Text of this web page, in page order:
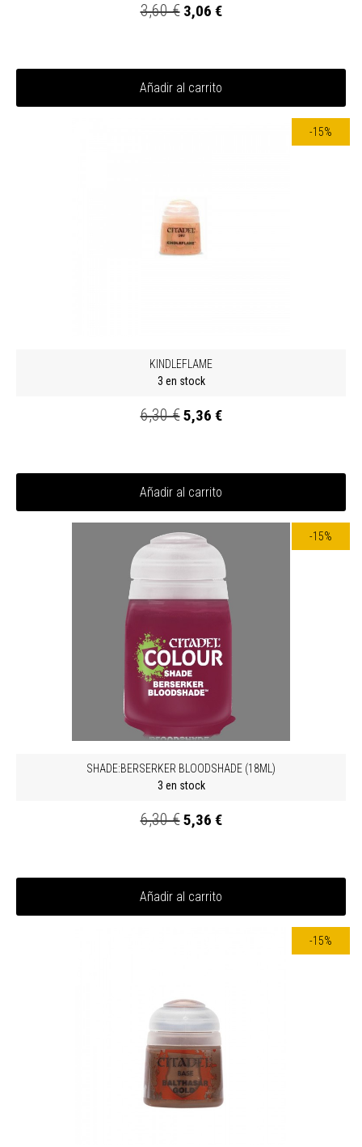
3,60 € 3,06 €
Añadir al carrito
-15%
KINDLEFLAME
3 en stock
6,30 €5,36 €
Añadir al carrito
-15%
SHADE:BERSERKER BLOODSHADE (18ML)
3 en stock
6,30 €5,36 €
Añadir al carrito
-15%